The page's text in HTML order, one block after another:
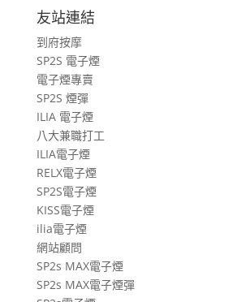
旅
遊
文
章
友站連結
到府按摩
SP2S 電子煙
電子煙專賣
SP2S 煙彈
ILIA 電子煙
八大兼職打工
ILIA電子煙
RELX電子煙
SP2S電子煙
KISS電子煙
ilia電子煙
網站顧問
SP2s MAX電子煙
SP2s MAX電子煙彈